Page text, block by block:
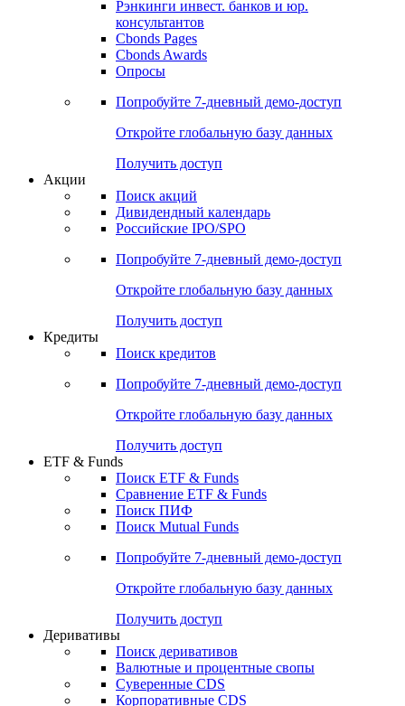
Сукук
Ломбардные списки
Участники рынка
Рэнкинги инвест. банков и юр.
Cbonds Pages
Опросы
Попробуйте7-дневный
Откройте глобальную базу данных
Получить доступ
Поиск акций
Российские IPO/SPO
Попробуйте7-дневный
Откройте глобальную базу данных
Получить доступ
Поиск кредитов
Попробуйте7-дневный
Откройте глобальную базу данных
Получить доступ
ETF & Funds
Сравнение ETF & Funds
Поиск Mutual Funds
Попробуйте7-дневный
Откройте глобальную базу данных
Получить доступ
Деривативы